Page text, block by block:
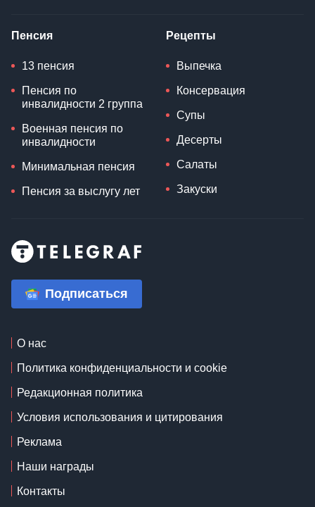
Пенсия
13 пенсия
Пенсия по
инвалидности 2 группа
Военная пенсия по
инвалидности
Минимальная пенсия
Пенсия за выслугу лет
Рецепты
Выпечка
Консервация
Супы
Десерты
Салаты
Закуски
Подписаться
О нас
Политика конфиденциальности и cookie
Редакционная политика
Условия использования и цитирования
Реклама
Наши награды
Контакты